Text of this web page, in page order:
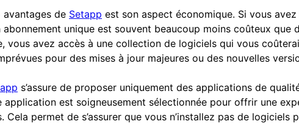
avantages de Setapp est son aspect économique. Si vous
unique est souvent beaucoup moins coûteux que
vous avez accès à une collection de logiciels qui vous
pour des mises à jour majeures ou des nouvelles
s’assure de proposer uniquement des applications de
est soigneusement sélectionnée pour offrir une
permet de s’assurer que vous n’installez pas de logiciels